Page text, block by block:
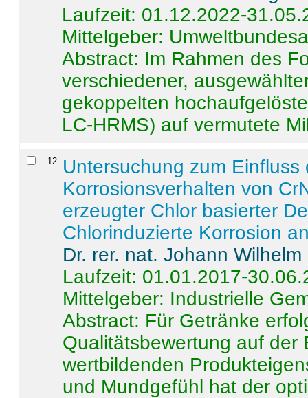
Laufzeit: 01.12.2022-
Mittelgeber:
Abstract: Im Rahmen des
verschiedener,
gekoppelten
LC-HRMS) auf vermutete
12
Untersuchung zum
Korrosionsverhalten von
erzeugter Chlor basierter
Chlorinduzierte Korrosion
Dr. rer. nat. Johann
Laufzeit: 01.01.2017-
Mittelgeber: Industrielle
Abstract: Für Getränke
Qualitätsbewertung auf der
wertbildenden
und Mundgefühl hat der